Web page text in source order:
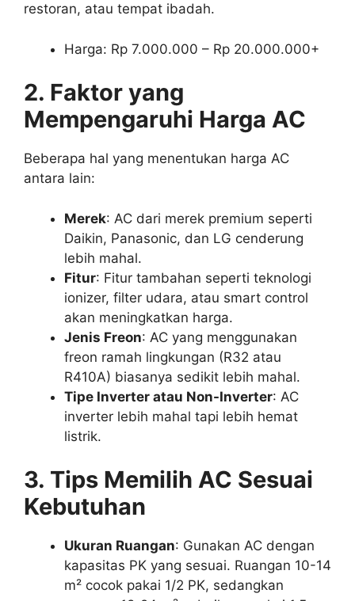
restoran, atau tempat ibadah.
Harga: Rp 7.000.000 – Rp 20.000.000+
2. Faktor yang
Mempengaruhi Harga AC
Beberapa hal yang menentukan harga AC
antara lain:
Merek: AC dari merek premium seperti
Daikin, Panasonic, dan LG cenderung
lebih mahal.
Fitur: Fitur tambahan seperti teknologi
ionizer, filter udara, atau smart control
akan meningkatkan harga.
Jenis Freon: AC yang menggunakan
freon ramah lingkungan (R32 atau
R410A) biasanya sedikit lebih mahal.
Tipe Inverter atau Non-Inverter: AC
inverter lebih mahal tapi lebih hemat
listrik.
3. Tips Memilih AC Sesuai
Kebutuhan
Ukuran Ruangan: Gunakan AC dengan
kapasitas PK yang sesuai. Ruangan 10-14
m² cocok pakai 1/2 PK, sedangkan